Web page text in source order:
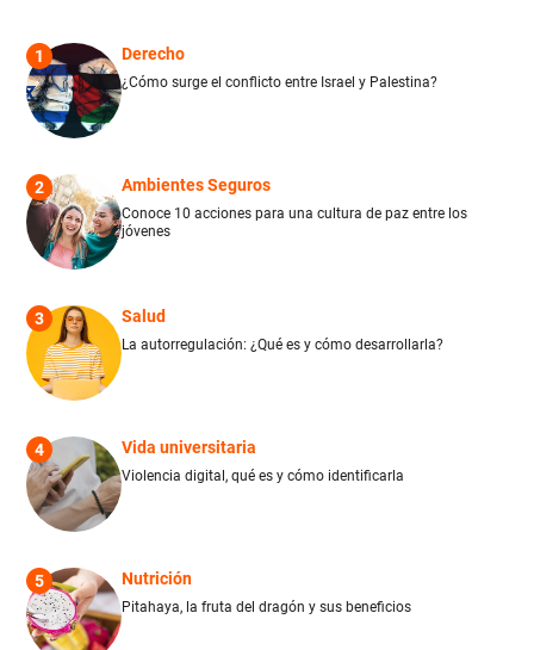
1 Derecho
¿Cómo surge el conflicto entre Israel y Palestina?
2 Ambientes Seguros
Conoce 10 acciones para una cultura de paz entre los
jóvenes
3 Salud
La autorregulación: ¿Qué es y cómo desarrollarla?
4 Vida universitaria
Violencia digital, qué es y cómo identificarla
5 Nutrición
Pitahaya, la fruta del dragón y sus beneficios